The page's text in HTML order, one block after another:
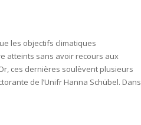
les objectifs climatiques
atteints sans avoir recours aux
ces dernières soulèvent plusieurs
de l’Unifr Hanna Schübel. Dans